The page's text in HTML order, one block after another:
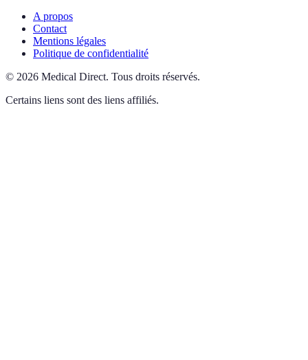
A propos
Contact
Mentions légales
Politique de confidentialité
© 2026 Medical Direct. Tous droits réservés.
Certains liens sont des liens affiliés.